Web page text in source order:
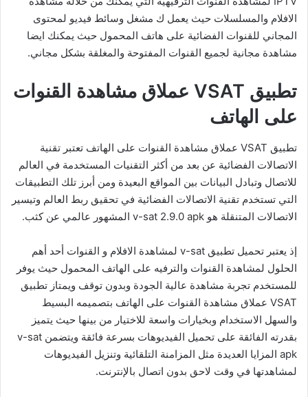
الافلام والمسلسلات حيث يعمل ك مشغل وسائط فيديو لمحتوى
المجاني للقنوات الفضائية على هاتف المحمول حيث يمكنك ايضا
مشاهدة مجانية لجميع القنوات المفتوحة والمغلقة بشكل مجاني.
تطبيق VSAT عملاق مشاهدة القنوات
على الهاتف
تطبيق VSAT عملاق مشاهدة القنوات على الهاتف تعتبر تقنية
الاتصالات الفضائية عن بعد من أكثر التقنيات المستخدمة في العالم
للاتصال وتبادل البيانات بين المواقع البعيدة ومن أبرز تلك التطبيقات
التي تستخدم تقنية الاتصالات الفضائية في تحقيق ربط العالم وتيسير
الاتصالات المتنقلة هو v-sat 2.9.0 apk المشهور عالمي عن كثب.
إذ يعتبر تحميل تطبيق v-sat لمشاهدة الافلام و القنوات أحد أهم
الحلول لمشاهدة القنوات والترفيه على الهاتف المحمول حيث يوفر
للمستخدم تجربة مشاهدة عالية الجودة وبدون توقف ويمتاز تطبيق
VSAT عملاق مشاهدة القنوات على الهاتف بتصميمه البسيط
والسهل الاستخدام وبخيارات واسعة للاختيار من بينها حيث يتميز
بقدرته الفائقة على تحميل الفيديوهات بسرعة فائقة ويتضمن v-sat
apk المزايا العديدة مثل المزامنة التلقائية وتنزيل الفيديوهات
لمشاهدتها في وقت لاحق بدون اتصال بالإنترنت.